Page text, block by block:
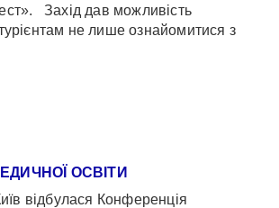
Захід дав можливість
не лише ознайомитися з
ОСВІТИ
відбулася Конференція